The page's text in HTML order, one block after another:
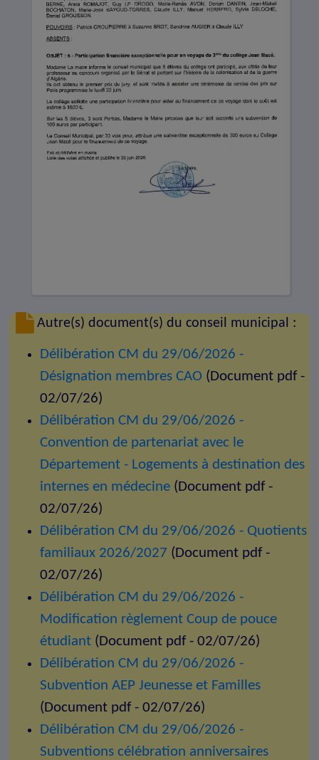
Autre(s) document(s) du conseil municipal :
Délibération CM du 29/06/2026 -
Désignation membres CAO (Document pdf -
02/07/26)
Délibération CM du 29/06/2026 -
Convention de partenariat avec le
Département - Logements à destination des
internes en médecine(Document pdf -
02/07/26)
Délibération CM du 29/06/2026 - Quotients
familiaux 2026/2027 (Document pdf -
02/07/26)
Délibération CM du 29/06/2026 -
Modification règlement Coup de pouce
étudiant(Document pdf - 02/07/26)
Délibération CM du 29/06/2026 -
Subvention AEP Jeunesse et Familles
(Document pdf - 02/07/26)
Délibération CM du 29/06/2026 -
Subventions célébration anniversaires